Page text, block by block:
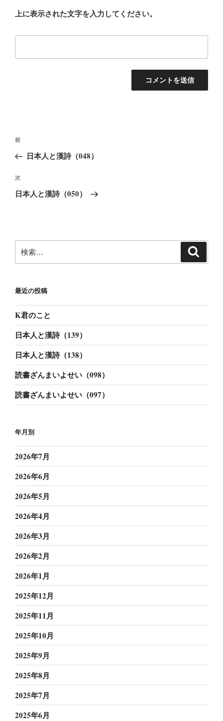
上に表示された文字を入力してください。
投
ナ
ビ
ゲ
ン
前
の
稿
前
日本人と漢詩（048）
次
の
次
日本人と漢詩（050）
索:
最近の投稿
K君のこと
日本人と漢詩（139）
日本人と漢詩（138）
読書ざんまいよせい（098）
読書ざんまいよせい（097）
年月別
2026年7月
2026年6月
2026年5月
2026年4月
2026年3月
2026年2月
2026年1月
2025年12月
2025年11月
2025年10月
2025年9月
2025年8月
2025年7月
2025年6月